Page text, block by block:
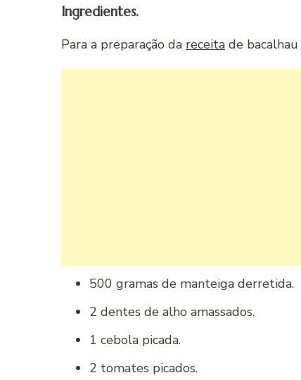
Ingredientes.
Para a preparação da receita de
500 gramas de manteiga derretida.
2 dentes de alho amassados.
1 cebola picada.
2 tomates picados.